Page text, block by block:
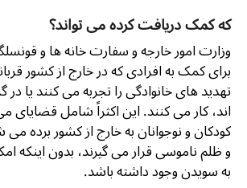
که کمک دریافت کرده می تواند؟
وزارت امور خارجه و سفارت خانه ها و
برای کمک به افرادی که در خارج از کشور
تهدید های خانوادگی را تجربه می کنند یا
اند، کار می کنند. این اکثراً شامل قضایای
کودکان و نوجوانان به خارج از کشور برده
و ظلم ناموسی قرار می گیرند، بدون اینکه
به سویدن وجود داشته باشد.